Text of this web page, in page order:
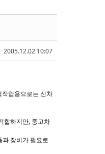
2005.12.02 10:07
업용으로는 신차
합하지만, 중고차
장비가 필요로
스케치북5
스케치북5
스케치북5
스케치북5